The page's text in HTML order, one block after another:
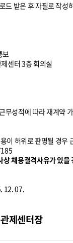
드 받은 후 자필로 작성
보
센터 3층 회의실
무성적에 따라 재계약
이 허위로 판명될 경우
채용결격사유가 있
12. 07.
제센터장